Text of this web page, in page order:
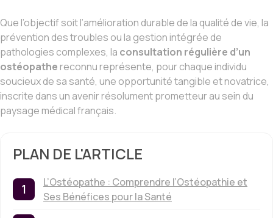
Que l’objectif soit l’amélioration durable de la qualité de vie, la
prévention des troubles ou la gestion intégrée de
pathologies complexes, la consultation régulière d’un
ostéopathe reconnu représente, pour chaque individu
soucieux de sa santé, une opportunité tangible et novatrice,
inscrite dans un avenir résolument prometteur au sein du
paysage médical français.
PLAN DE L'ARTICLE
L’Ostéopathe : Comprendre l’Ostéopathie et
Ses Bénéfices pour la Santé